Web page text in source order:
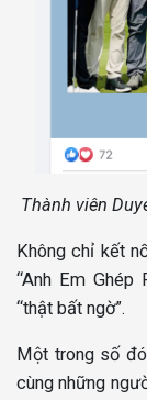
Thành viên
Không chỉ kết
“Anh Em Ghép
“thật bất ngờ”.
Một trong số
cùng những